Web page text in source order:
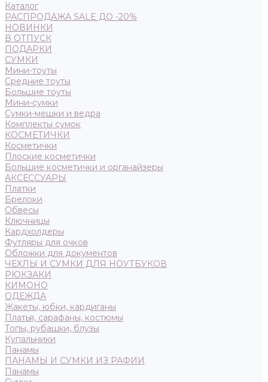
Каталог
РАСПРОДАЖА SALE ДО -20%
НОВИНКИ
В ОТПУСК
ПОДАРКИ
СУМКИ
Мини-тоуты
Средние тоуты
Большие тоуты
Мини-сумки
Сумки-мешки и ведра
Комплекты сумок
КОСМЕТИЧКИ
Косметички
Плоские косметички
Большие косметички и органайзеры
АКСЕССУАРЫ
Платки
Брелоки
Обвесы
Ключницы
Кардхолдеры
Футляры для очков
Обложки для документов
ЧЕХЛЫ И СУМКИ ДЛЯ НОУТБУКОВ
РЮКЗАКИ
КИМОНО
ОДЕЖДА
Жакеты, юбки, кардиганы
Платья, сарафаны, костюмы
Топы, рубашки, блузы
Купальники
Панамы
ПАНАМЫ И СУМКИ ИЗ РАФИИ
Панамы